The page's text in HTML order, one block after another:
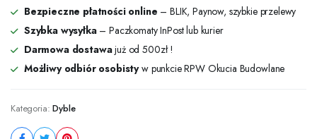
Bezpieczne płatności online – BLIK, Paynow, szybkie przelewy
Szybka wysyłka– Paczkomaty InPost lub kurier
Darmowa dostawajuż od 500zł !
Możliwy odbiór osobistyw punkcie RPW Okucia Budowlane
Kategoria: Dyble